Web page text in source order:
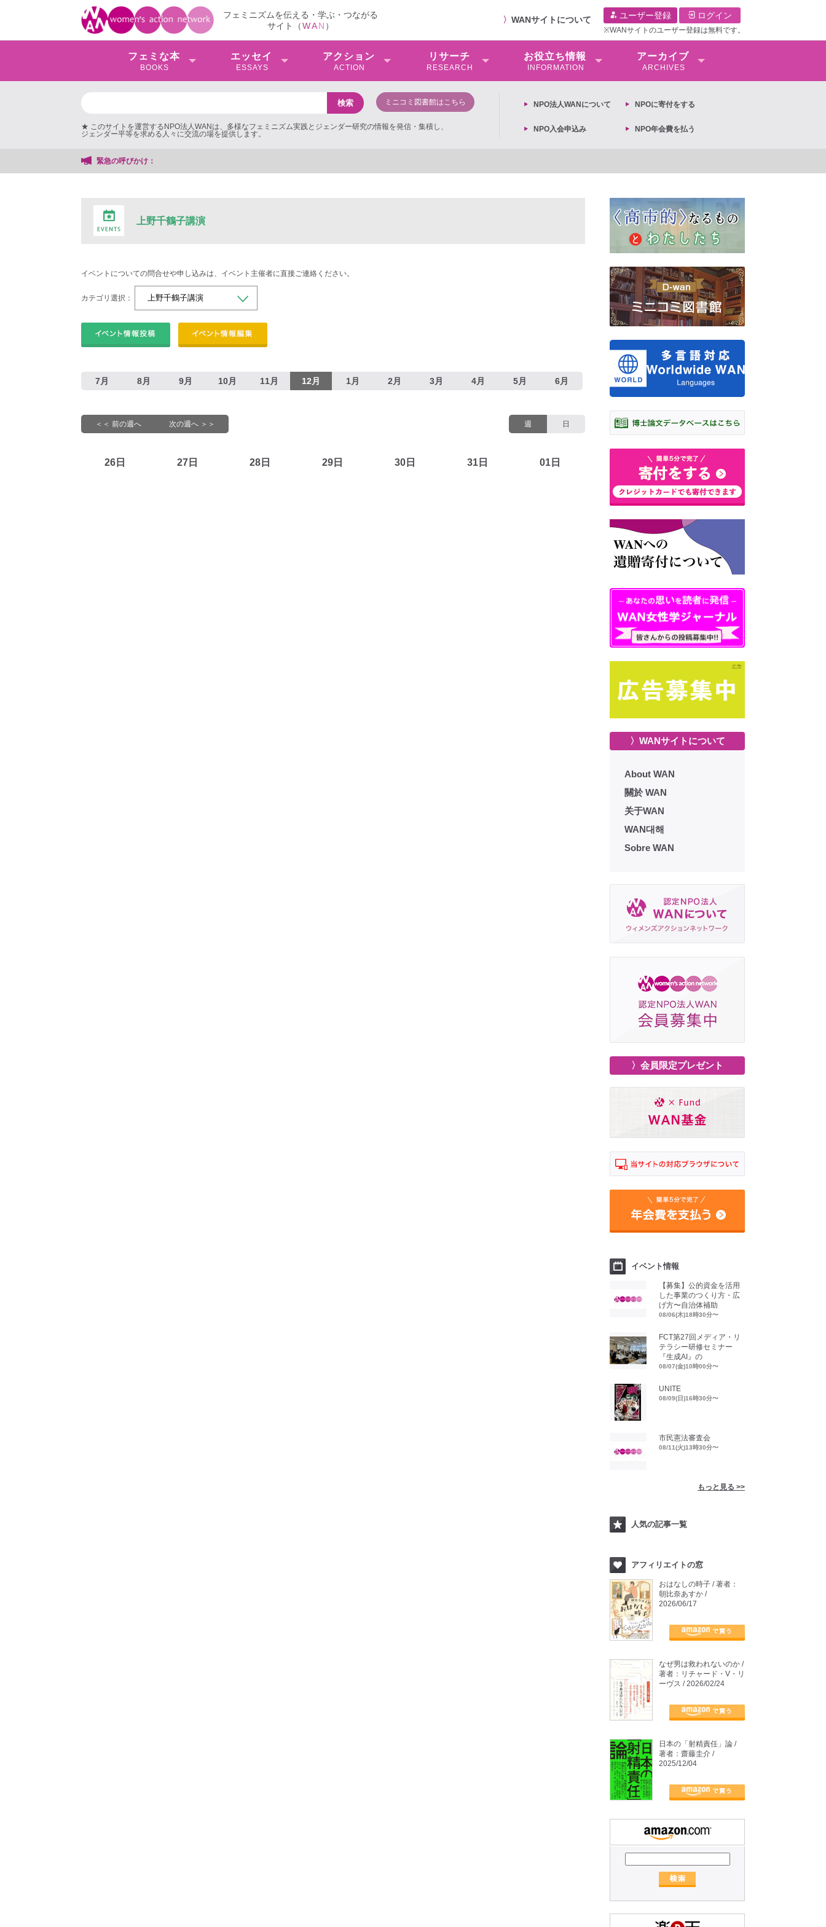
フェミニズムを伝える・学ぶ・つながる
サイト（WAN ）
〉 WANサイトについて ユーザー登録 ログイン
※WANサイトのユーザー登録は無料です。
フェミな本
BOOKS
エッセイ
ESSAYS
アクション
ACTION
リサーチ
RESEARCH
お役⽴ち情報
INFORMATION
アーカイブ
ARCHIVES
ミニコミ図書館はこちら
★ このサイトを運営するNPO法人WANは、多様なフェミニズム実践とジェンダー研究の情報を発信・集積し、
ジェンダー平等を求める人々に交流の場を提供します。
NPO法⼈WANについて NPOに寄付をする
NPO入会申込み NPO年会費を払う
緊急の呼びかけ：
上野千鶴子講演
イベントについての問合せや申し込みは、イベント主催者に直接ご連絡ください。
カテゴリ選択：
7月 8月 9月 10月 11月 12月 1月 2月 3月 4月 5月 6月
＜＜ 前の週へ 次の週へ ＞＞ 週 日
26日 27日 28日 29日 30日 31日 01日
〉WANサイトについて
About WAN
關於 WAN
关于WAN
WAN대해
Sobre WAN
〉会員限定プレゼント
イベント情報
【募集】公的資金を活用
した事業のつくり方・広
げ方〜自治体補助
08/06(木)18時30分〜
FCT第27回メディア・リ
テラシー研修セミナー
『生成AI』の
08/07(金)10時00分〜
UNITE
08/09(日)16時30分〜
市民憲法審査会
08/11(火)13時30分〜
もっと見る >>
人気の記事一覧
アフィリエイトの窓
おはなしの時子 / 著者：
朝比奈あすか /
2026/06/17
なぜ男は救われないのか /
著者：リチャード・V・リ
ーヴス / 2026/02/24
日本の「射精責任」論 /
著者：齋藤圭介 /
2025/12/04